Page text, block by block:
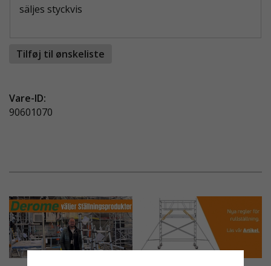
säljes styckvis
Tilføj til ønskeliste
Vare-ID:
90601070